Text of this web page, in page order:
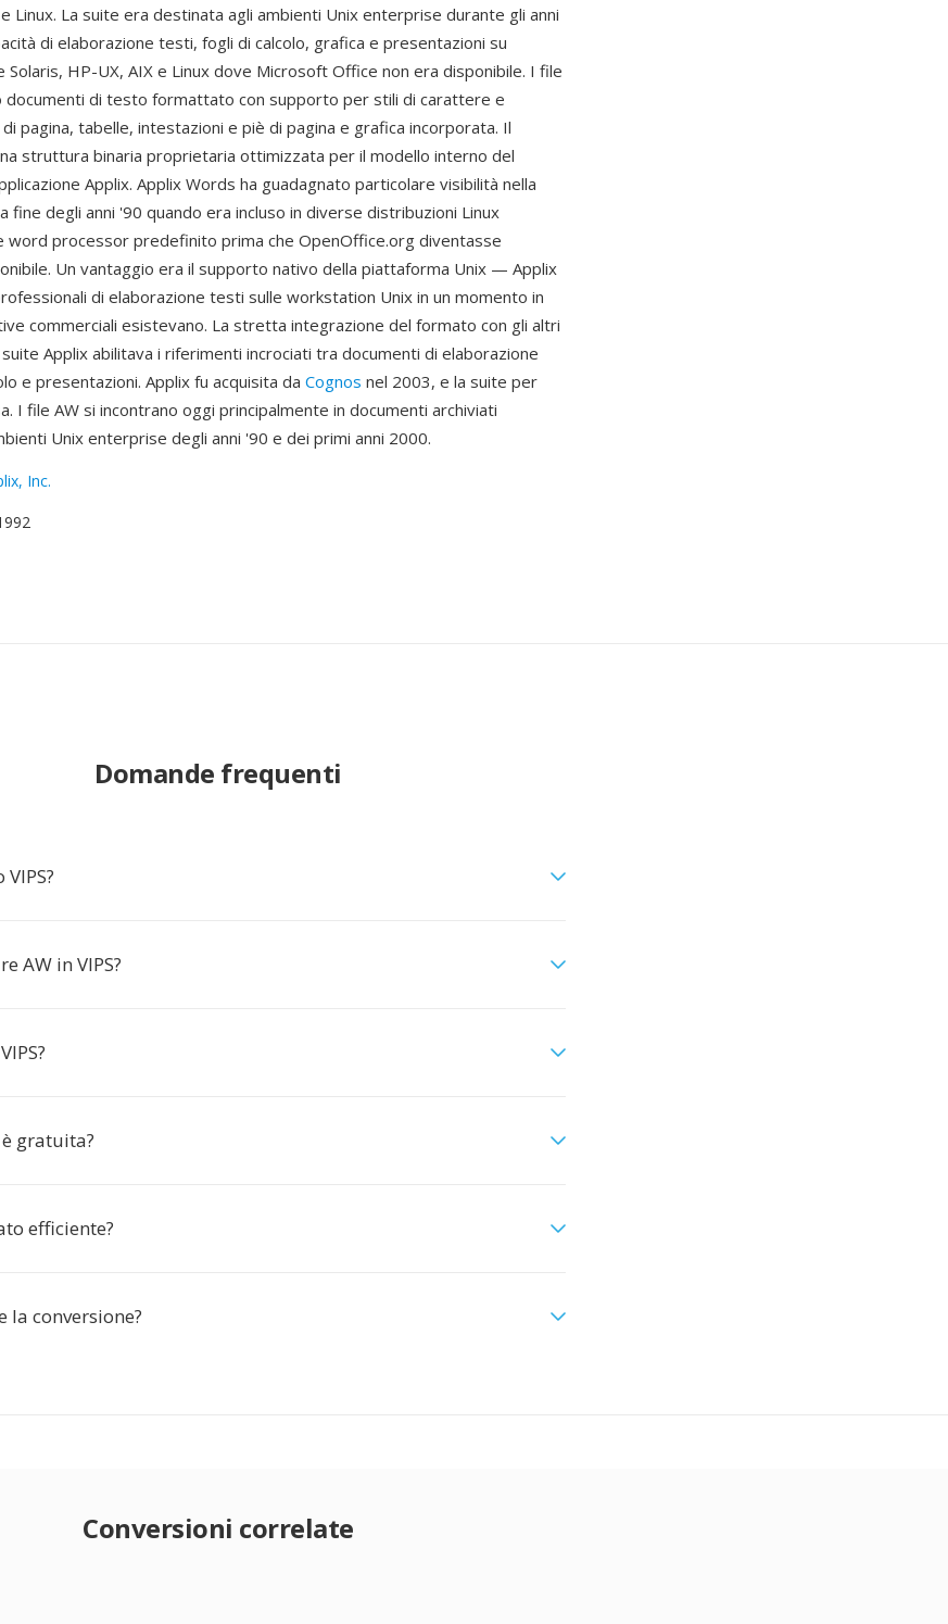
Linux. La suite era destinata agli ambienti Unix enterprise durante gli anni
di elaborazione testi, fogli di calcolo, grafica e presentazioni su
HP-UX, AIX e Linux dove Microsoft Office non era disponibile. I file
documenti di testo formattato con supporto per stili di carattere e
pagina, tabelle, intestazioni e piè di pagina e grafica incorporata. Il
struttura binaria proprietaria ottimizzata per il modello interno del
Applix. Applix Words ha guadagnato particolare visibilità nella
fine degli anni '90 quando era incluso in diverse distribuzioni Linux
word processor predefinito prima che OpenOffice.org diventasse
Un vantaggio era il supporto nativo della piattaforma Unix — Applix
di elaborazione testi sulle workstation Unix in un momento in
commerciali esistevano. La stretta integrazione del formato con gli altri
Applix abilitava i riferimenti incrociati tra documenti di elaborazione
e presentazioni. Applix fu acquisita da Cognos nel 2003, e la suite per
I file AW si incontrano oggi principalmente in documenti archiviati
Unix enterprise degli anni '90 e dei primi anni 2000.
Inc.
Domande frequenti
AW in VIPS?
gratuita?
efficiente?
la conversione?
Conversioni correlate